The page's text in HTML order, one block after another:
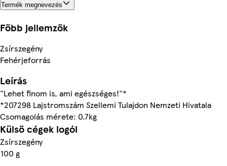
Termék megnevezés
Főbb jellemzők
Zsírszegény
Fehérjeforrás
Leírás
"Lehet finom is, ami egészséges!"*
*207298 Lajstromszám Szellemi Tulajdon Nemzeti Hivatala
Csomagolás mérete: 0.7kg
Külső cégek logói
Zsírszegény
100 g